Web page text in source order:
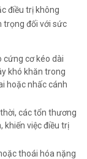
điều trị không
trọng đối với sức
cứng cơ kéo dài
khó khăn trong
hoặc nhấc cánh
các tổn thương
khiến việc điều trị
thoái hóa nặng